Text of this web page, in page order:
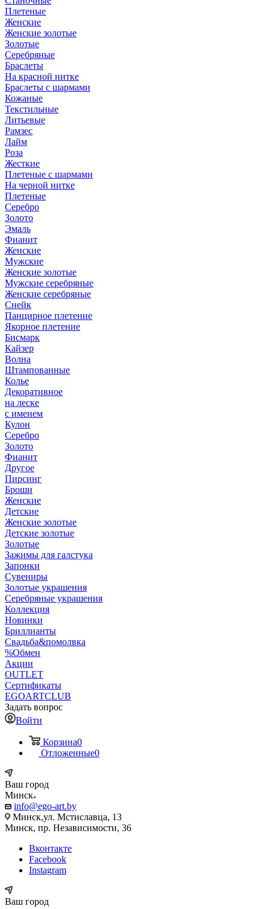
Плетеные
Женские
Женские золотые
Золотые
Серебряные
Браслеты
На красной нитке
Браслеты с шармами
Кожаные
Текстильные
Литьевые
Рамзес
Лайм
Роза
Жесткие
Плетеные с шармами
На черной нитке
Плетеные
Серебро
Золото
Эмаль
Фианит
Женские
Мужские
Женские золотые
Мужские серебряные
Женские серебряные
Снейк
Панцирное плетение
Якорное плетение
Бисмарк
Кайзер
Волна
Штампованные
Колье
Декоративное
на леске
с именем
Кулон
Серебро
Золото
Фианит
Другое
Пирсинг
Броши
Женские
Детские
Женские золотые
Детские золотые
Золотые
Зажимы для галстука
Запонки
Сувениры
Золотые украшения
Серебряные украшения
Коллекция
Новинки
Бриллианты
Свадьба&помолвка
%Обмен
Акции
OUTLET
Сертификаты
EGOARTCLUB
Задать вопрос
Войти
Корзина0
Отложенные0
Ваш город
Минск
info@ego-art.by
Минск,ул. Мстиславца, 13
Минск, пр. Независимости, 36
Вконтакте
Facebook
Instagram
Ваш город